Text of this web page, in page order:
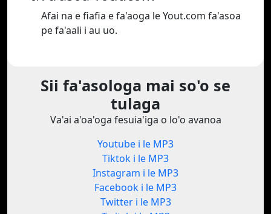
Afai na e fiafia e fa'aoga le Yout.com fa'asoa
pe fa'aali i au uo.
Sii fa'asologa mai so'o se
tulaga
Va'ai a'oa'oga fesuia'iga o lo'o avanoa
Youtube i le MP3
Tiktok i le MP3
Instagram i le MP3
Facebook i le MP3
Twitter i le MP3